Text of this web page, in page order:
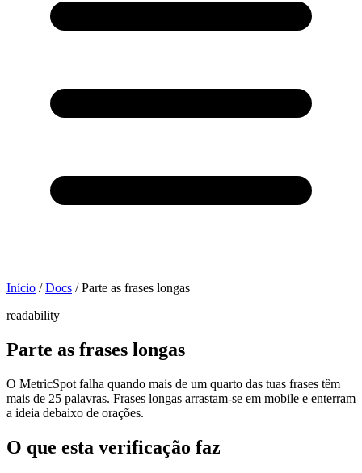
Início / Docs / Parte as frases longas
readability
Parte as frases longas
O MetricSpot falha quando mais de um quarto das tuas frases têm
mais de 25 palavras. Frases longas arrastam-se em mobile e enterram
a ideia debaixo de orações.
O que esta verificação faz